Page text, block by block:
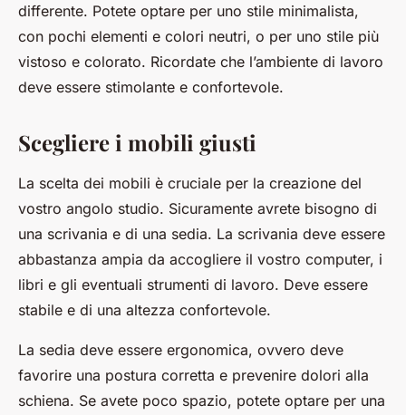
differente. Potete optare per uno stile minimalista,
con pochi elementi e colori neutri, o per uno stile più
vistoso e colorato. Ricordate che l’ambiente di lavoro
deve essere stimolante e confortevole.
Scegliere i mobili giusti
La scelta dei mobili è cruciale per la creazione del
vostro angolo studio. Sicuramente avrete bisogno di
una scrivania e di una sedia. La scrivania deve essere
abbastanza ampia da accogliere il vostro computer, i
libri e gli eventuali strumenti di lavoro. Deve essere
stabile e di una altezza confortevole.
La sedia deve essere ergonomica, ovvero deve
favorire una postura corretta e prevenire dolori alla
schiena. Se avete poco spazio, potete optare per una